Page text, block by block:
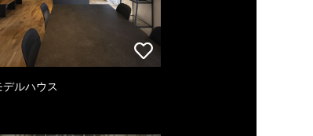
デルハウス